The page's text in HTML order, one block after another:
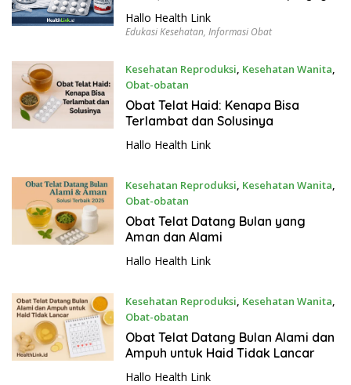
Hallo Health Link
Edukasi Kesehatan, Informasi Obat
Kesehatan Reproduksi, Kesehatan Wanita,
Obat-obatan
09/07/2025
Obat Telat Haid: Kenapa Bisa
Terlambat dan Solusinya
Hallo Health Link
Kesehatan Reproduksi, Kesehatan Wanita,
Obat-obatan
09/07/2025
Obat Telat Datang Bulan yang
Aman dan Alami
Hallo Health Link
Kesehatan Reproduksi, Kesehatan Wanita,
Obat-obatan
08/07/2025
Obat Telat Datang Bulan Alami dan
Ampuh untuk Haid Tidak Lancar
Hallo Health Link